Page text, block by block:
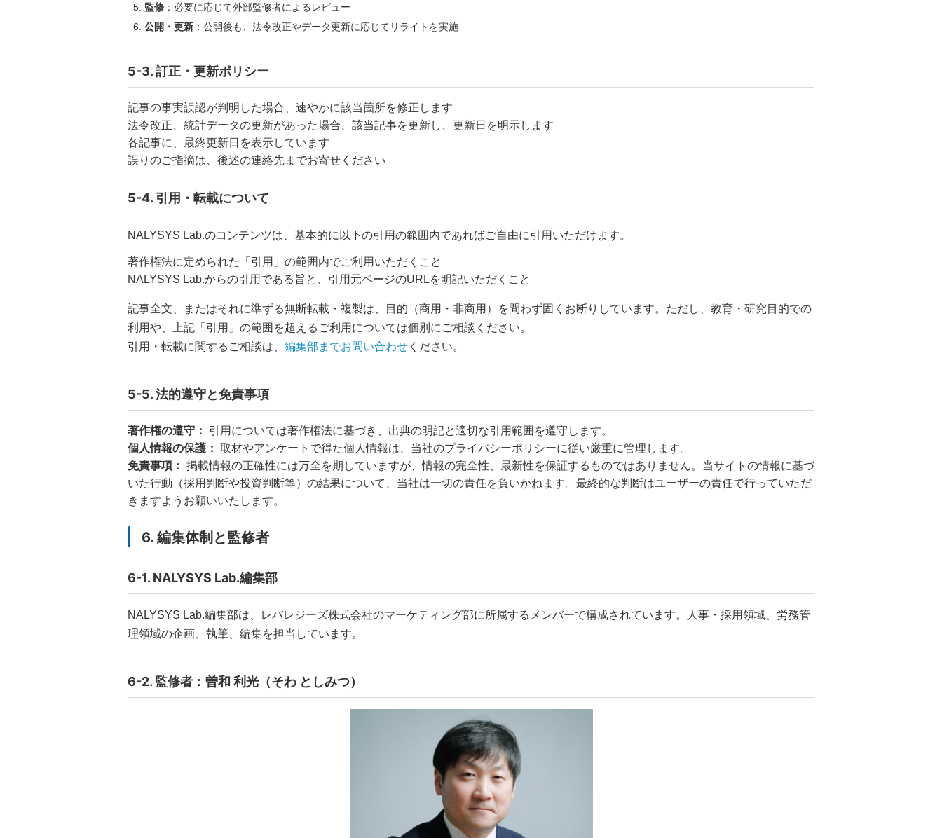
監修 ：必要に応じて外部監修者によるレビュー
公開・更新 ：公開後も、法令改正やデータ更新に応じてリライトを実施
5-3. 訂正・更新ポリシー
記事の事実誤認が判明した場合、速やかに該当箇所を修正します
法令改正、統計データの更新があった場合、該当記事を更新し、更新日を明示します
各記事に、最終更新日を表示しています
誤りのご指摘は、後述の連絡先までお寄せください
5-4. 引用・転載について
NALYSYS Lab.のコンテンツは、基本的に以下の引用の範囲内であればご自由に引用いただけます。
著作権法に定められた「引用」の範囲内でご利用いただくこと
NALYSYS Lab.からの引用である旨と、引用元ページのURLを明記いただくこと
記事全文、またはそれに準ずる無断転載・複製は、目的（商用・非商用）を問わず固くお断りしています。ただし、教育・研究目的での
利用や、上記「引用」の範囲を超えるご利用については個別にご相談ください。
引用・転載に関するご相談は、 編集部までお問い合わせ ください。
5-5. 法的遵守と免責事項
著作権の遵守：
引用については著作権法に基づき、出典の明記と適切な引用範囲を遵守します。
個人情報の保護： 取材やアンケートで得た個人情報は、当社のプライバシーポリシーに従い厳重に管理します。
免責事項： 掲載情報の正確性には万全を期していますが、情報の完全性、最新性を保証するものではありません。当サイトの情報に基づ
いた行動（採用判断や投資判断等）の結果について、当社は一切の責任を負いかねます。最終的な判断はユーザーの責任で行っていただ
きますようお願いいたします。
6. 編集体制と監修者
6-1. NALYSYS Lab.編集部
NALYSYS Lab.編集部は、レバレジーズ株式会社のマーケティング部に所属するメンバーで構成されています。人事・採用領域、労務管
理領域の企画、執筆、編集を担当しています。
6-2. 監修者：曽和 利光（そわ としみつ）